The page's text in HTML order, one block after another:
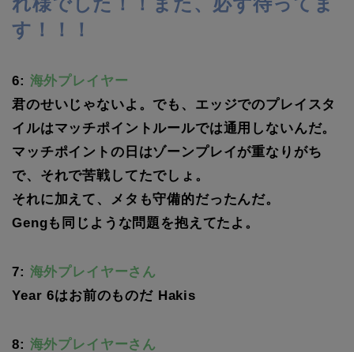
す！！！
6: 海外プレイヤー
君のせいじゃないよ。でも、エッジでのプレイスタ
イルはマッチポイントルールでは通用しないんだ。
マッチポイントの日はゾーンプレイが重なりがち
で、それで苦戦してたでしょ。
それに加えて、メタも守備的だったんだ。
Gengも同じような問題を抱えてたよ。
7: 海外プレイヤーさん
Year 6はお前のものだ Hakis
8: 海外プレイヤーさん